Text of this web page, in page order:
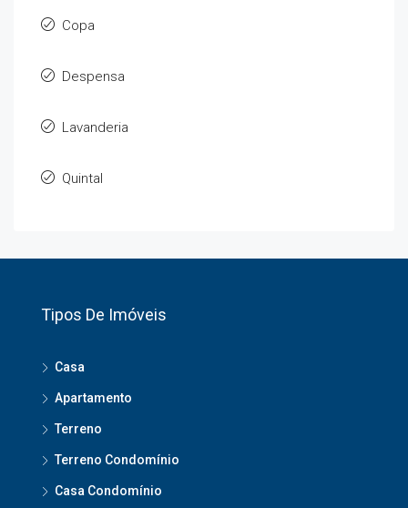
Copa
Despensa
Lavanderia
Quintal
Tipos De Imóveis
Casa
Apartamento
Terreno
Terreno Condomínio
Casa Condomínio